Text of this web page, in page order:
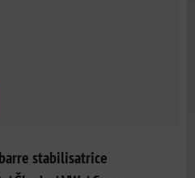
stabilisatrice